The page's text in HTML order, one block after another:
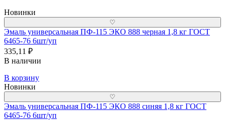
Новинки
♡
Эмаль универсальная ПФ-115 ЭКО 888 черная 1,8 кг ГОСТ
6465-76 6шт/уп
335,11 ₽
В наличии
В корзину
Новинки
♡
Эмаль универсальная ПФ-115 ЭКО 888 синяя 1,8 кг ГОСТ
6465-76 6шт/уп